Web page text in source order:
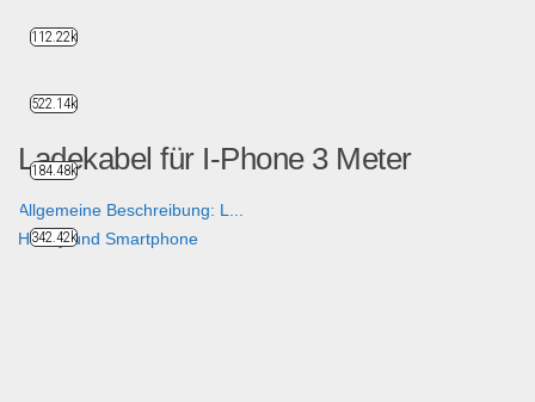
Ladekabel für I-Phone 3 Meter
Allgemeine Beschreibung: L...
Handy und Smartphone
112.22k
522.14k
184.48k
342.42k